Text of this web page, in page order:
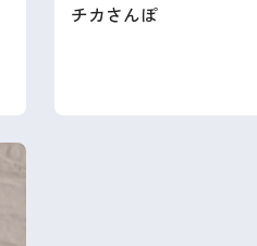
チカさんぽ